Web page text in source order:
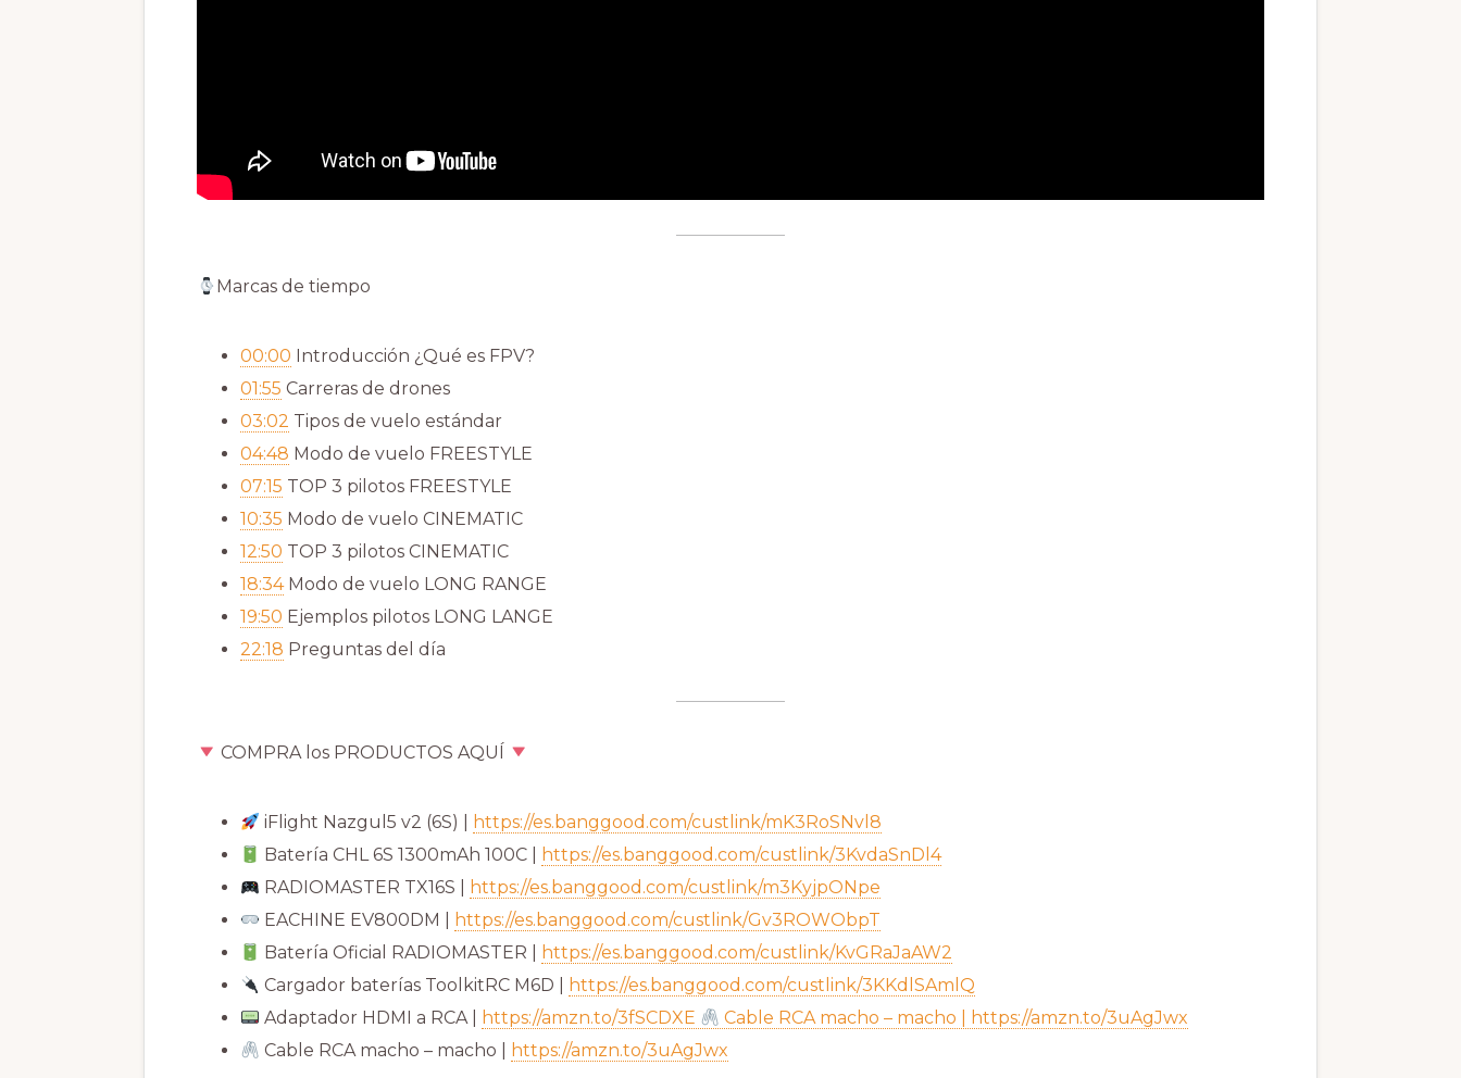
Marcas de tiempo
00:00 Introducción ¿Qué es FPV?
01:55 Carreras de drones
03:02 Tipos de vuelo estándar
04:48 Modo de vuelo FREESTYLE
07:15 TOP 3 pilotos FREESTYLE
10:35 Modo de vuelo CINEMATIC
12:50 TOP 3 pilotos CINEMATIC
18:34Modo de vuelo LONG RANGE
19:50 Ejemplos pilotos LONG LANGE
22:18 Preguntas del día
COMPRA los PRODUCTOS AQUÍ
iFlight Nazgul5 v2 (6S) |
https://es.banggood.com/custlink/mK3RoSNvl8
Batería CHL 6S 1300mAh 100C |
https://es.banggood.com/custlink/3KvdaSnDl4
RADIOMASTER TX16S |
https://es.banggood.com/custlink/m3KyjpONpe
EACHINE EV800DM |
https://es.banggood.com/custlink/Gv3ROWObpT
Batería Oficial RADIOMASTER |
https://es.banggood.com/custlink/KvGRaJaAW2
Cargador baterías ToolkitRC M6D |
https://es.banggood.com/custlink/3KKdlSAmlQ
Adaptador HDMI a RCA |
https://amzn.to/3fSCDXE
Cable RCA macho – macho | https://amzn.to/3uAgJwx
Cable RCA macho – macho |
https://amzn.to/3uAgJwx